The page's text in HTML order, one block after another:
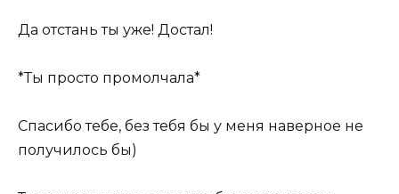
Да отстань ты уже! Достал!
*Ты просто промолчала*
Спасибо тебе, без тебя бы у меня наверное не
получилось бы)